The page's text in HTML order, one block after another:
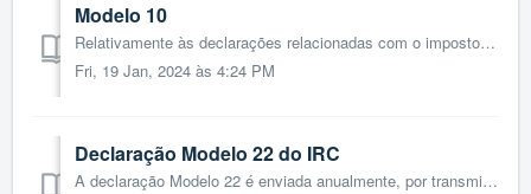
Modelo 10
Relativamente às declarações relacionadas com o imposto sobre o rendimento, estão disponíveis: Declaração Modelo 10, Declaração Modelo 22 do IRC e Declar...
Fri, 19 Jan, 2024 às 4:24 PM
Declaração Modelo 22 do IRC
A declaração Modelo 22 é enviada anualmente, por transmissão eletrónica de dados, até ao último dia do mês de maio, independentemente de esse dia ser útil o...